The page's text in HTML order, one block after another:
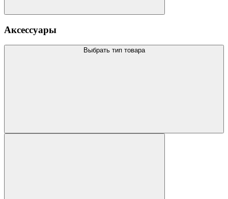
Аксессуары
Выбрать тип товара